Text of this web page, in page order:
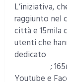
L’iniziativa,
raggiunto nel
città e 15mila
utenti che
dedicato
Facebook;
Youtube e